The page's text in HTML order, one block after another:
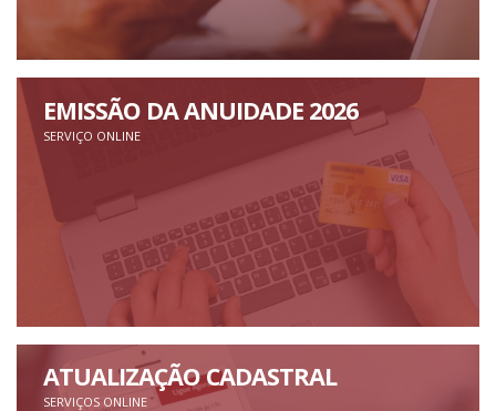
EMISSÃO DA ANUIDADE 2026
SERVIÇO ONLINE
ATUALIZAÇÃO CADASTRAL
SERVIÇOS ONLINE